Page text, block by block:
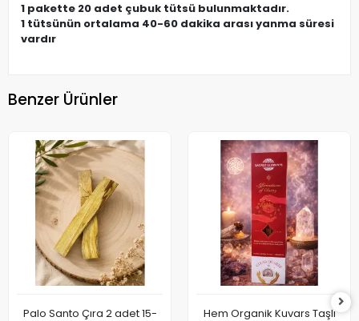
1 pakette 20 adet çubuk tütsü bulunmaktadır.
1 tütsünün ortalama 40-60 dakika arası yanma süresi
vardır
Benzer Ürünler
Palo Santo Çıra 2 adet 15-
Hem Organik Kuvars Taşlı